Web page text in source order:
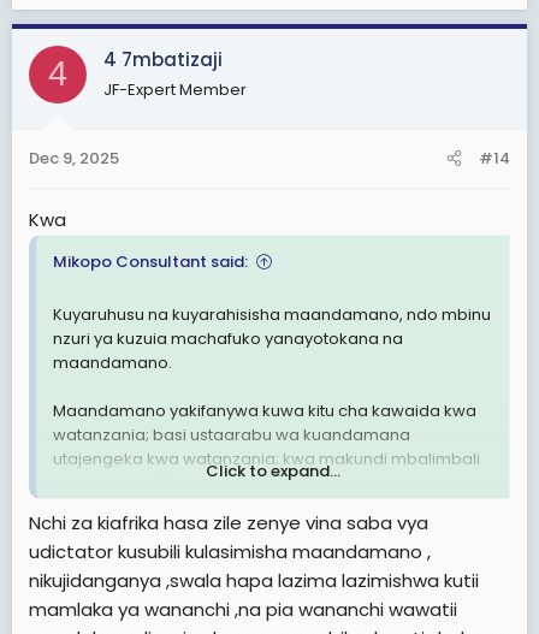
4 4 7mbatizaji
JF-Expert Member
Dec 9, 2025 #14
Kwa
Mikopo Consultant said:
Kuyaruhusu na kuyarahisisha maandamano, ndo mbinu
nzuri ya kuzuia machafuko yanayotokana na
maandamano.
Maandamano yakifanywa kuwa kitu cha kawaida kwa
watanzania; basi ustaarabu wa kuandamana
utajengeka kwa watanzania; kwa makundi mbalimbali
kwenye jamii (wafanyakazi, wanafunzi, wazee, vijana,
madukuduku yao.
Kukiwepo sheria na miongozo, maana yake itaelekeza
maandamano ya kundi fulani (mfano:
wafanyabiashara) kwamba kama yanahusu kodi, basi
Click to expand...
Nchi za kiafrika hasa zile zenye vina saba vya
udictator kusubili kulasimisha maandamano ,
nikujidanganya ,swala hapa lazima lazimishwa kutii
mamlaka ya wananchi ,na pia wananchi wawatii